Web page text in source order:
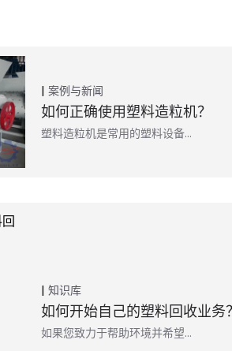
案例与新闻
如何正确使用塑料造粒机？
塑料造粒机是常用的塑料设备…
知识库
如何开始自己的塑料回收业务？
如果您致力于帮助环境并希望…